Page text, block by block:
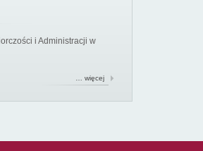
i Administracji w
… więcej